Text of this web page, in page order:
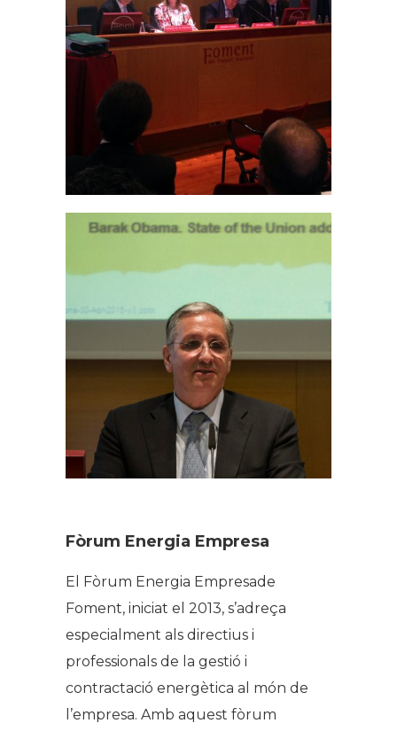
Fòrum Energia Empresa
El Fòrum Energia Empresade
Foment, iniciat el 2013, s’adreça
especialment als directius i
professionals de la gestió i
contractació energètica al món de
l’empresa. Amb aquest fòrum